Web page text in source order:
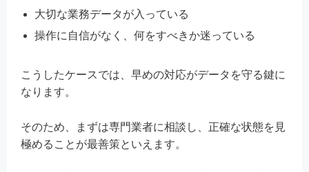
大切な業務データが入っている
操作に自信がなく、何をすべきか迷っている
こうしたケースでは、早めの対応がデータを守る鍵に
なります。
そのため、まずは専門業者に相談し、正確な状態を見
極めることが最善策といえます。